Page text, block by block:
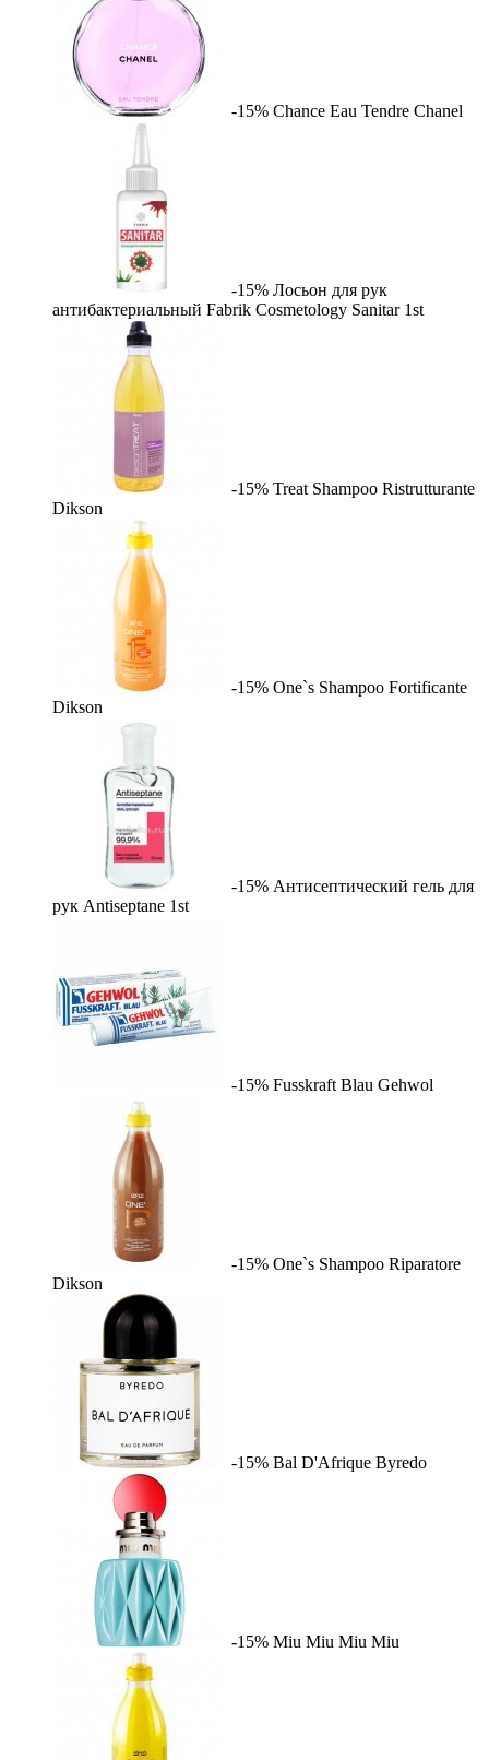
-15% Chance Eau Tendre Chanel
-15% Лосьон для рук
антибактериальный Fabrik Cosmetology Sanitar 1st
-15% Treat Shampoo Ristrutturante
Dikson
-15% One`s Shampoo Fortificante
Dikson
-15% Антисептический гель для
рук Antiseptane 1st
-15% Fusskraft Blau Gehwol
-15% One`s Shampoo Riparatore
Dikson
-15% Bal D'Afrique Byredo
-15% Miu Miu Miu Miu